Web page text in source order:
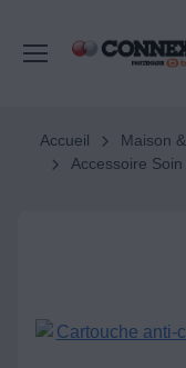
Accueil Maison
Accessoire